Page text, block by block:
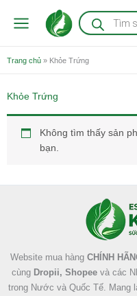
Tìm
kiếm
sản
Trang chủ » Khỏe Trứng
Khỏe Trứng
Không tìm thấy sản
bạn.
Website mua hàng CHÍNH
cùng Dropii, Shopeevà các
trong Nước và Quốc Tế. Mang